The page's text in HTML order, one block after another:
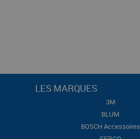
LES MARQUES
3M
BLUM
BOSCH Accessoires